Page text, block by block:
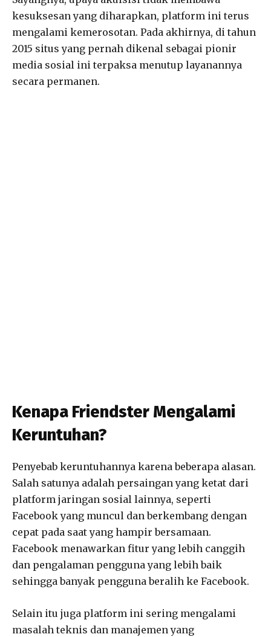
kesuksesan yang diharapkan, platform ini terus
mengalami kemerosotan. Pada akhirnya, di tahun
2015 situs yang pernah dikenal sebagai pionir
media sosial ini terpaksa menutup layanannya
secara permanen.
Kenapa Friendster Mengalami
Keruntuhan?
Penyebab keruntuhannya karena beberapa alasan.
Salah satunya adalah persaingan yang ketat dari
platform jaringan sosial lainnya, seperti
Facebook yang muncul dan berkembang dengan
cepat pada saat yang hampir bersamaan.
Facebook menawarkan fitur yang lebih canggih
dan pengalaman pengguna yang lebih baik
sehingga banyak pengguna beralih ke Facebook.
Selain itu juga platform ini sering mengalami
masalah teknis dan manajemen yang